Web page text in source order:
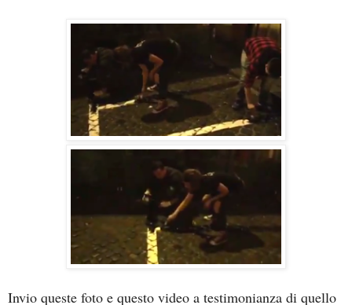
Invio queste foto e questo video a testimonianza di quello